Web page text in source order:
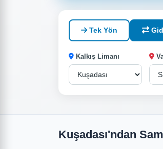
Tek Yön
Kalkış Limanı
Kuşadası'ndan